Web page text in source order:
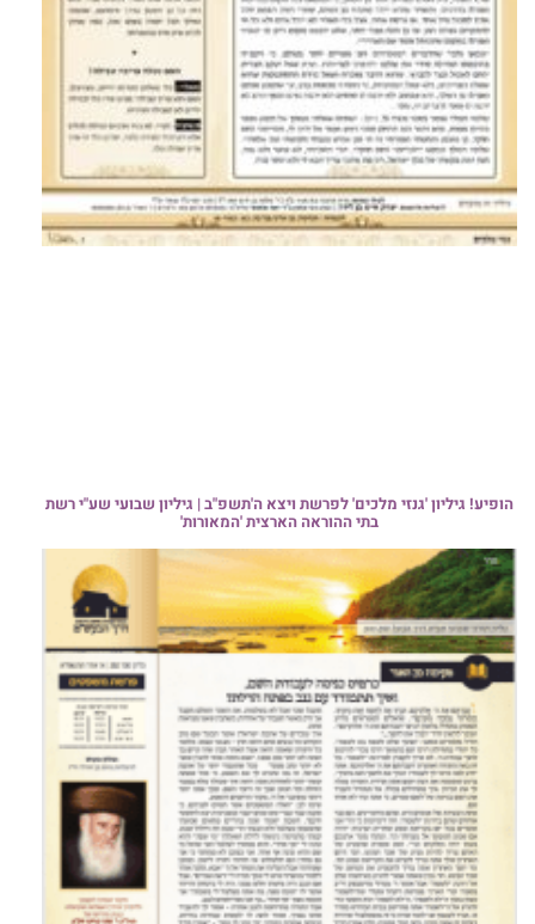
הופיע! גיליון 'גנזי מלכים' לפרשת ויצא ה'תשפ"ב | גיליון שבועי שע"י רשת
בתי ההוראה הארצית 'המאורות'